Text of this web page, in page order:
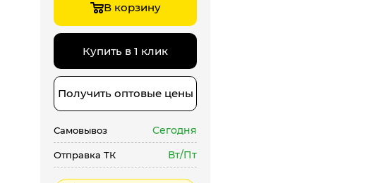
В корзину
Купить в 1 клик
Получить оптовые цены
Самовывоз Сегодня
Отправка ТК Вт/Пт